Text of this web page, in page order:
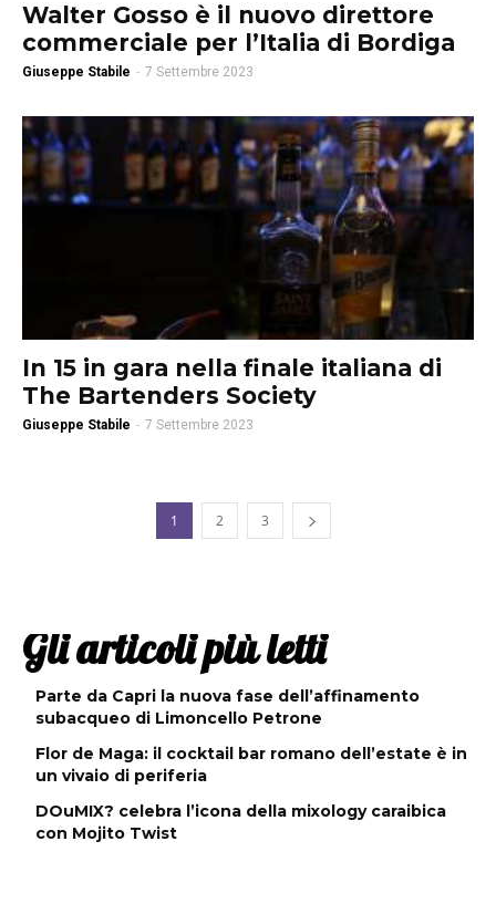
Walter Gosso è il nuovo direttore
commerciale per l’Italia di Bordiga
Giuseppe Stabile - 7 Settembre 2023
In 15 in gara nella finale italiana di
The Bartenders Society
Giuseppe Stabile - 7 Settembre 2023
1 2 3
Gli articoli più letti
Parte da Capri la nuova fase dell’affinamento
subacqueo di Limoncello Petrone
Flor de Maga: il cocktail bar romano dell’estate è in
un vivaio di periferia
DOuMIX? celebra l’icona della mixology caraibica
con Mojito Twist